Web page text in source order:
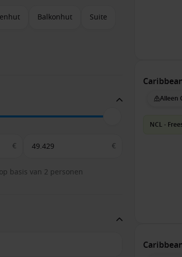
Balkonhut Suite
€ €
basis van 2 personen
Alleen
NCL -